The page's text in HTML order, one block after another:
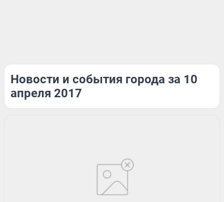
Новости и события города за 10
апреля 2017